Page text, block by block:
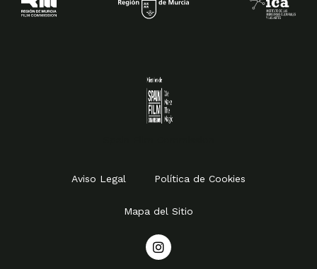
Aviso Legal Política de Cookies
Mapa del Sitio
I
n